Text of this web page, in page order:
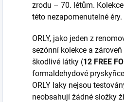
zrodu – 70. létům.
této nezapomenutelné éry.
ORLY, jako jeden z
sezónní kolekce a
škodlivé látky (12 FREE
formaldehydové
ORLY laky nejsou
neobsahují žádné složky